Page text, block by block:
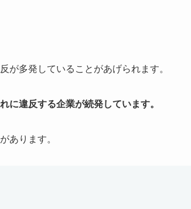
多発していることがあげられます。
違反する企業が続発しています。
あります。